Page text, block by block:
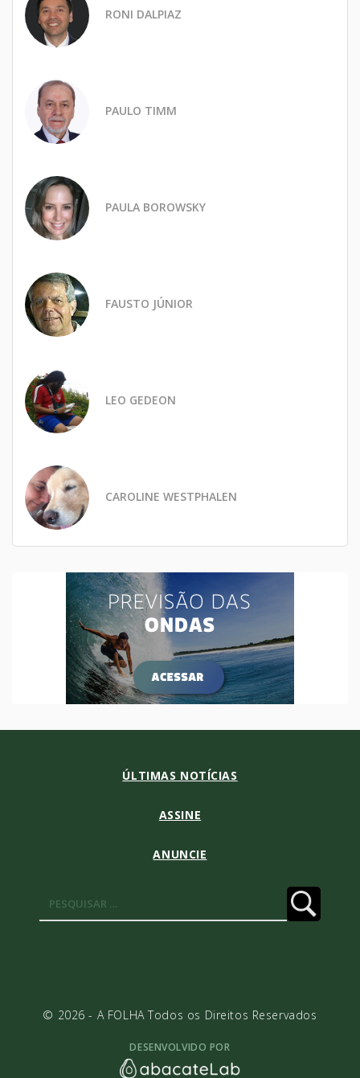
RONI DALPIAZ
PAULO TIMM
PAULA BOROWSKY
FAUSTO JÚNIOR
LEO GEDEON
CAROLINE WESTPHALEN
ÚLTIMAS NOTÍCIAS
ASSINE
ANUNCIE
por:
© 2026 - A FOLHA Todos os Direitos Reservados
DESENVOLVIDO POR